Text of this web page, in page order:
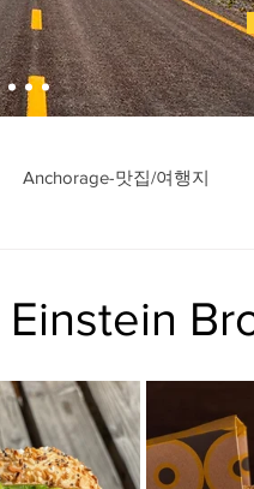
Anchorage-맛집/여행지
맛집/여행지 Boone-맛